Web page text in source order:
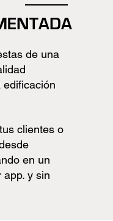
de una
clientes o
en un
y sin